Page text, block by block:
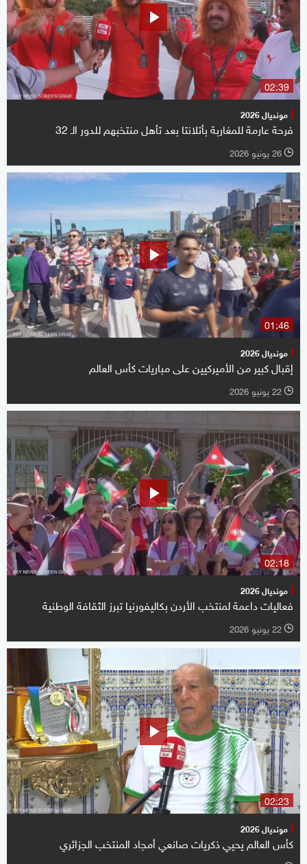
02:39
مونديال 2026
فرحة عارمة للمغاربة بأتلانتا بعد تأهل منتخبهم للدور الـ 32
l 26 يونيو 2026
01:46
مونديال 2026
إقبال كبير من الأميركيين على مباريات كأس العالم
l 22 يونيو 2026
02:18
مونديال 2026
فعاليات داعمة لمنتخب الأردن بكاليفورنيا تبرز الثقافة الوطنية
l 22 يونيو 2026
02:23
مونديال 2026
كأس العالم يحيي ذكريات صانعي أمجاد المنتخب الجزائري